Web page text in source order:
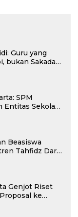
Guru yang
bukan Sakadar
SPM
Entitas Sekolah
Beasiswa
Tahfidz Darul
Genjot Riset
ke